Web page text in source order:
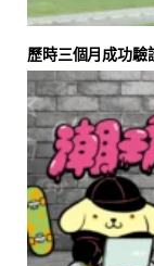
歷時三個月成功